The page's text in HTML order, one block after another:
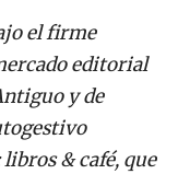
el firme
editorial
y de
& café, que